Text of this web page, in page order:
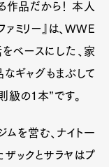
作品だから！ 本人
ァミリー』は、WWE
ベースにした、家
ギャグもまぶして
の１本”です。
ムを営む、ナイト一
ックとサラヤはプ